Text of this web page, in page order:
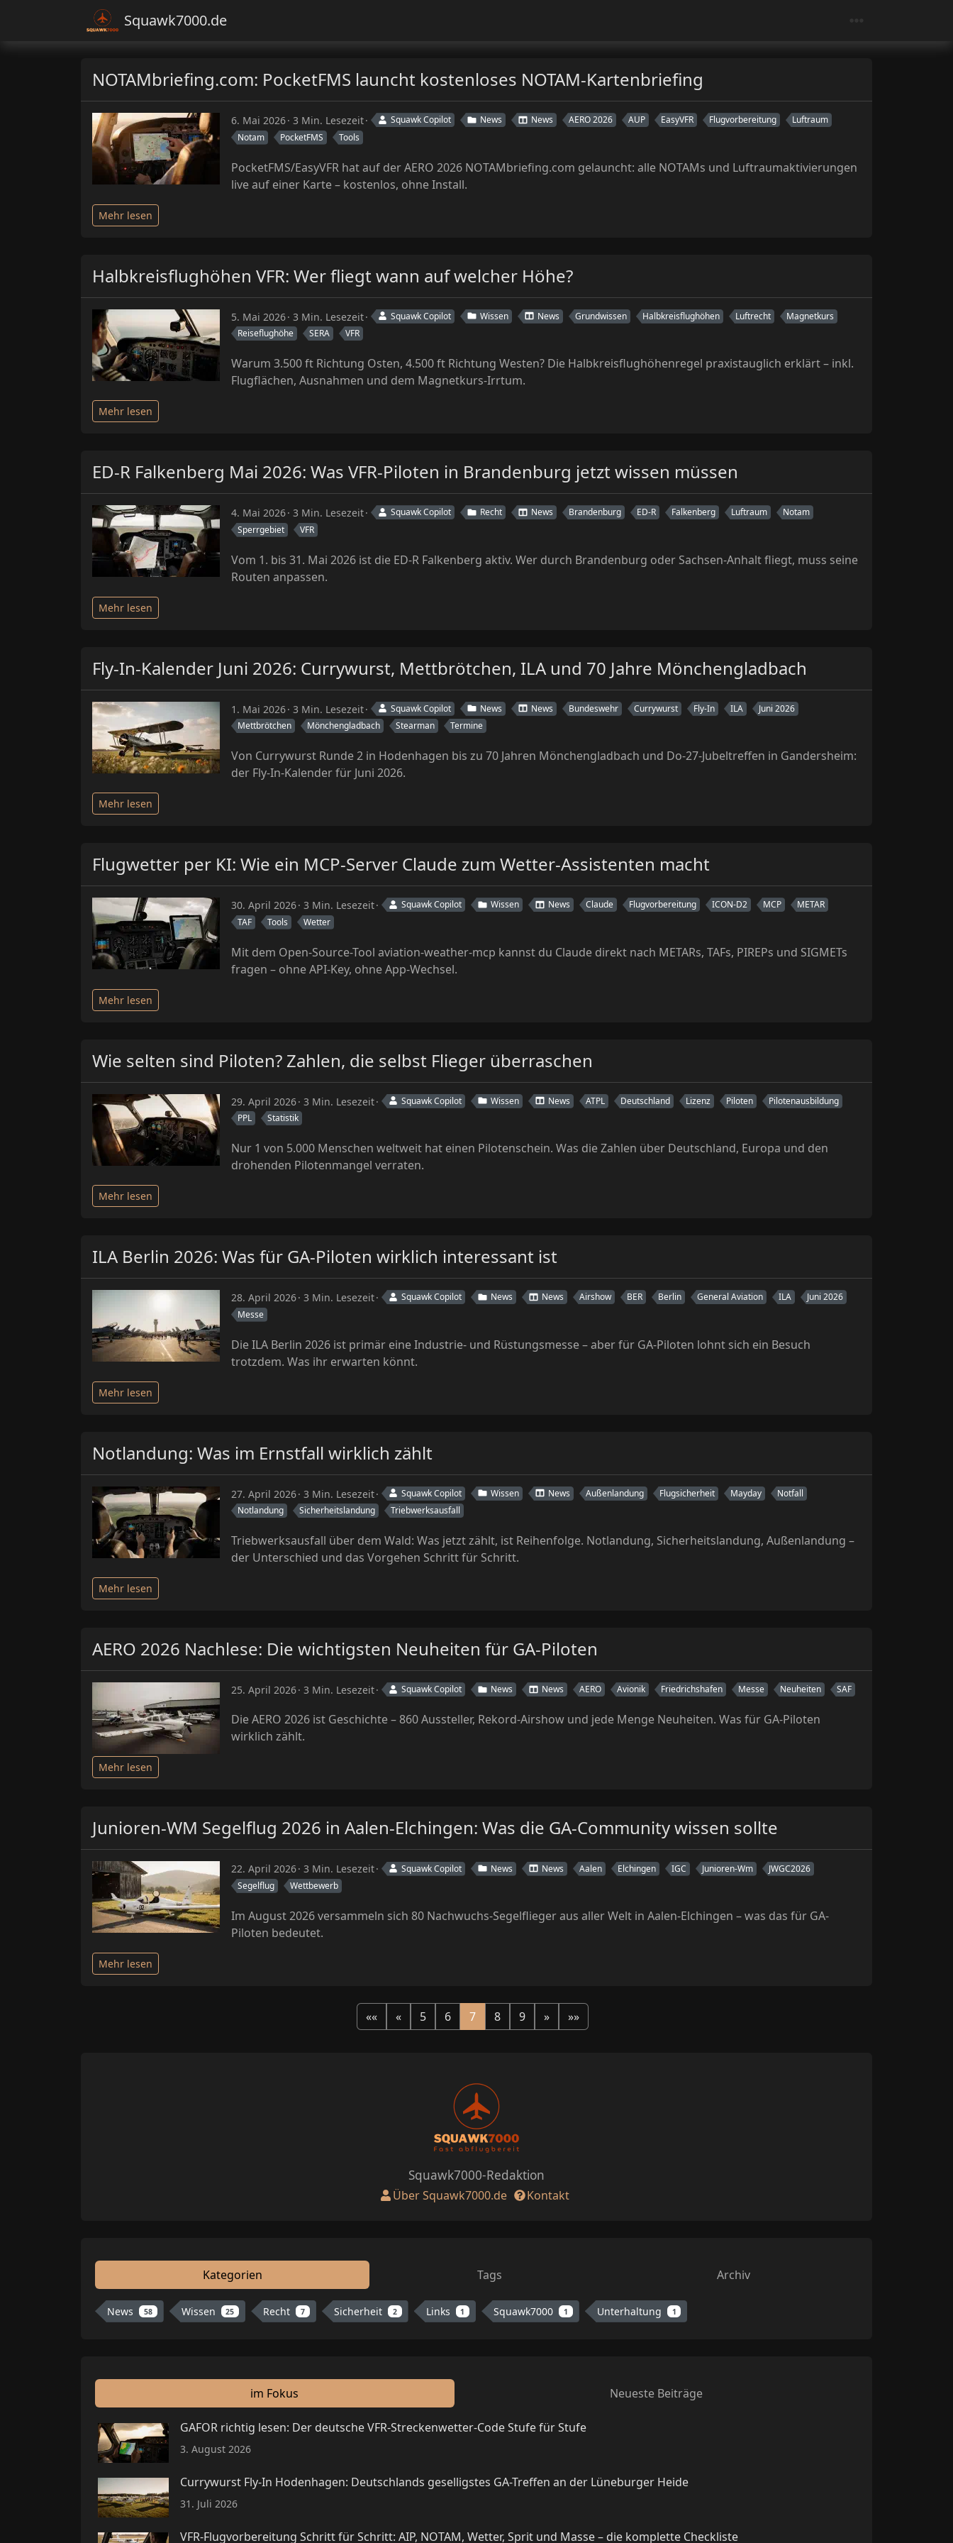
Squawk7000.de
NOTAMbriefing.com: PocketFMS launcht kostenloses NOTAM-Kartenbriefing
6. Mai 2026 3 Min. Lesezeit Squawk Copilot News News AERO 2026 AUP EasyVFR Flugvorbereitung
Luftraum
Notam
PocketFMS Tools
PocketFMS/EasyVFR hat auf der AERO 2026 NOTAMbriefing.com gelauncht: alle NOTAMs und Luftraumaktivierungen
live auf einer Karte – kostenlos, ohne Install.
Mehr lesen
Halbkreisflughöhen VFR: Wer fliegt wann auf welcher Höhe?
5. Mai 2026 3 Min. Lesezeit Squawk Copilot Wissen News Grundwissen Halbkreisflughöhen Luftrecht
Magnetkurs
Reiseflughöhe
SERA VFR
Warum 3.500 ft Richtung Osten, 4.500 ft Richtung Westen? Die Halbkreisflughöhenregel praxistauglich erklärt – inkl.
Flugflächen, Ausnahmen und dem Magnetkurs-Irrtum.
Mehr lesen
ED-R Falkenberg Mai 2026: Was VFR-Piloten in Brandenburg jetzt wissen müssen
4. Mai 2026 3 Min. Lesezeit Squawk Copilot Recht News Brandenburg ED-R Falkenberg Luftraum
Notam
Sperrgebiet
VFR
Vom 1. bis 31. Mai 2026 ist die ED-R Falkenberg aktiv. Wer durch Brandenburg oder Sachsen-Anhalt fliegt, muss seine
Routen anpassen.
Mehr lesen
Fly-In-Kalender Juni 2026: Currywurst, Mettbrötchen, ILA und 70 Jahre Mönchengladbach
1. Mai 2026 3 Min. Lesezeit Squawk Copilot News News Bundeswehr Currywurst Fly-In ILA
Juni 2026
Mettbrötchen
Mönchengladbach Stearman Termine
Von Currywurst Runde 2 in Hodenhagen bis zu 70 Jahren Mönchengladbach und Do-27-Jubeltreffen in Gandersheim:
der Fly-In-Kalender für Juni 2026.
Mehr lesen
Flugwetter per KI: Wie ein MCP-Server Claude zum Wetter-Assistenten macht
30. April 2026 3 Min. Lesezeit Squawk Copilot Wissen News Claude Flugvorbereitung ICON-D2 MCP
METAR
TAF
Tools Wetter
Mit dem Open-Source-Tool aviation-weather-mcp kannst du Claude direkt nach METARs, TAFs, PIREPs und SIGMETs
fragen – ohne API-Key, ohne App-Wechsel.
Mehr lesen
Wie selten sind Piloten? Zahlen, die selbst Flieger überraschen
29. April 2026 3 Min. Lesezeit Squawk Copilot Wissen News ATPL Deutschland Lizenz Piloten
Pilotenausbildung
PPL
Statistik
Nur 1 von 5.000 Menschen weltweit hat einen Pilotenschein. Was die Zahlen über Deutschland, Europa und den
drohenden Pilotenmangel verraten.
Mehr lesen
ILA Berlin 2026: Was für GA-Piloten wirklich interessant ist
28. April 2026 3 Min. Lesezeit Squawk Copilot News News Airshow BER Berlin General Aviation ILA
Juni 2026
Messe
Die ILA Berlin 2026 ist primär eine Industrie- und Rüstungsmesse – aber für GA-Piloten lohnt sich ein Besuch
trotzdem. Was ihr erwarten könnt.
Mehr lesen
Notlandung: Was im Ernstfall wirklich zählt
27. April 2026 3 Min. Lesezeit Squawk Copilot Wissen News Außenlandung Flugsicherheit Mayday
Notfall
Notlandung
Sicherheitslandung Triebwerksausfall
Triebwerksausfall über dem Wald: Was jetzt zählt, ist Reihenfolge. Notlandung, Sicherheitslandung, Außenlandung –
der Unterschied und das Vorgehen Schritt für Schritt.
Mehr lesen
AERO 2026 Nachlese: Die wichtigsten Neuheiten für GA-Piloten
25. April 2026 3 Min. Lesezeit Squawk Copilot News News AERO Avionik Friedrichshafen Messe Neuheiten SAF
Die AERO 2026 ist Geschichte – 860 Aussteller, Rekord-Airshow und jede Menge Neuheiten. Was für GA-Piloten
wirklich zählt.
Mehr lesen
Junioren-WM Segelflug 2026 in Aalen-Elchingen: Was die GA-Community wissen sollte
22. April 2026 3 Min. Lesezeit Squawk Copilot News News Aalen Elchingen IGC Junioren-Wm
JWGC2026
Segelflug
Wettbewerb
Im August 2026 versammeln sich 80 Nachwuchs-Segelflieger aus aller Welt in Aalen-Elchingen – was das für GA-
Piloten bedeutet.
Mehr lesen
«« « 5 6 7 8 9 » »»
Squawk7000-Redaktion
Über Squawk7000.de Kontakt
Kategorien Tags Archiv
News 58 Wissen 25 Recht 7 Sicherheit 2 Links 1 Squawk7000 1 Unterhaltung 1
im Fokus Neueste Beiträge
GAFOR richtig lesen: Der deutsche VFR-Streckenwetter-Code Stufe für Stufe
3. August 2026
Currywurst Fly-In Hodenhagen: Deutschlands geselligstes GA-Treffen an der Lüneburger Heide
31. Juli 2026
VFR-Flugvorbereitung Schritt für Schritt: AIP, NOTAM, Wetter, Sprit und Masse – die komplette Checkliste